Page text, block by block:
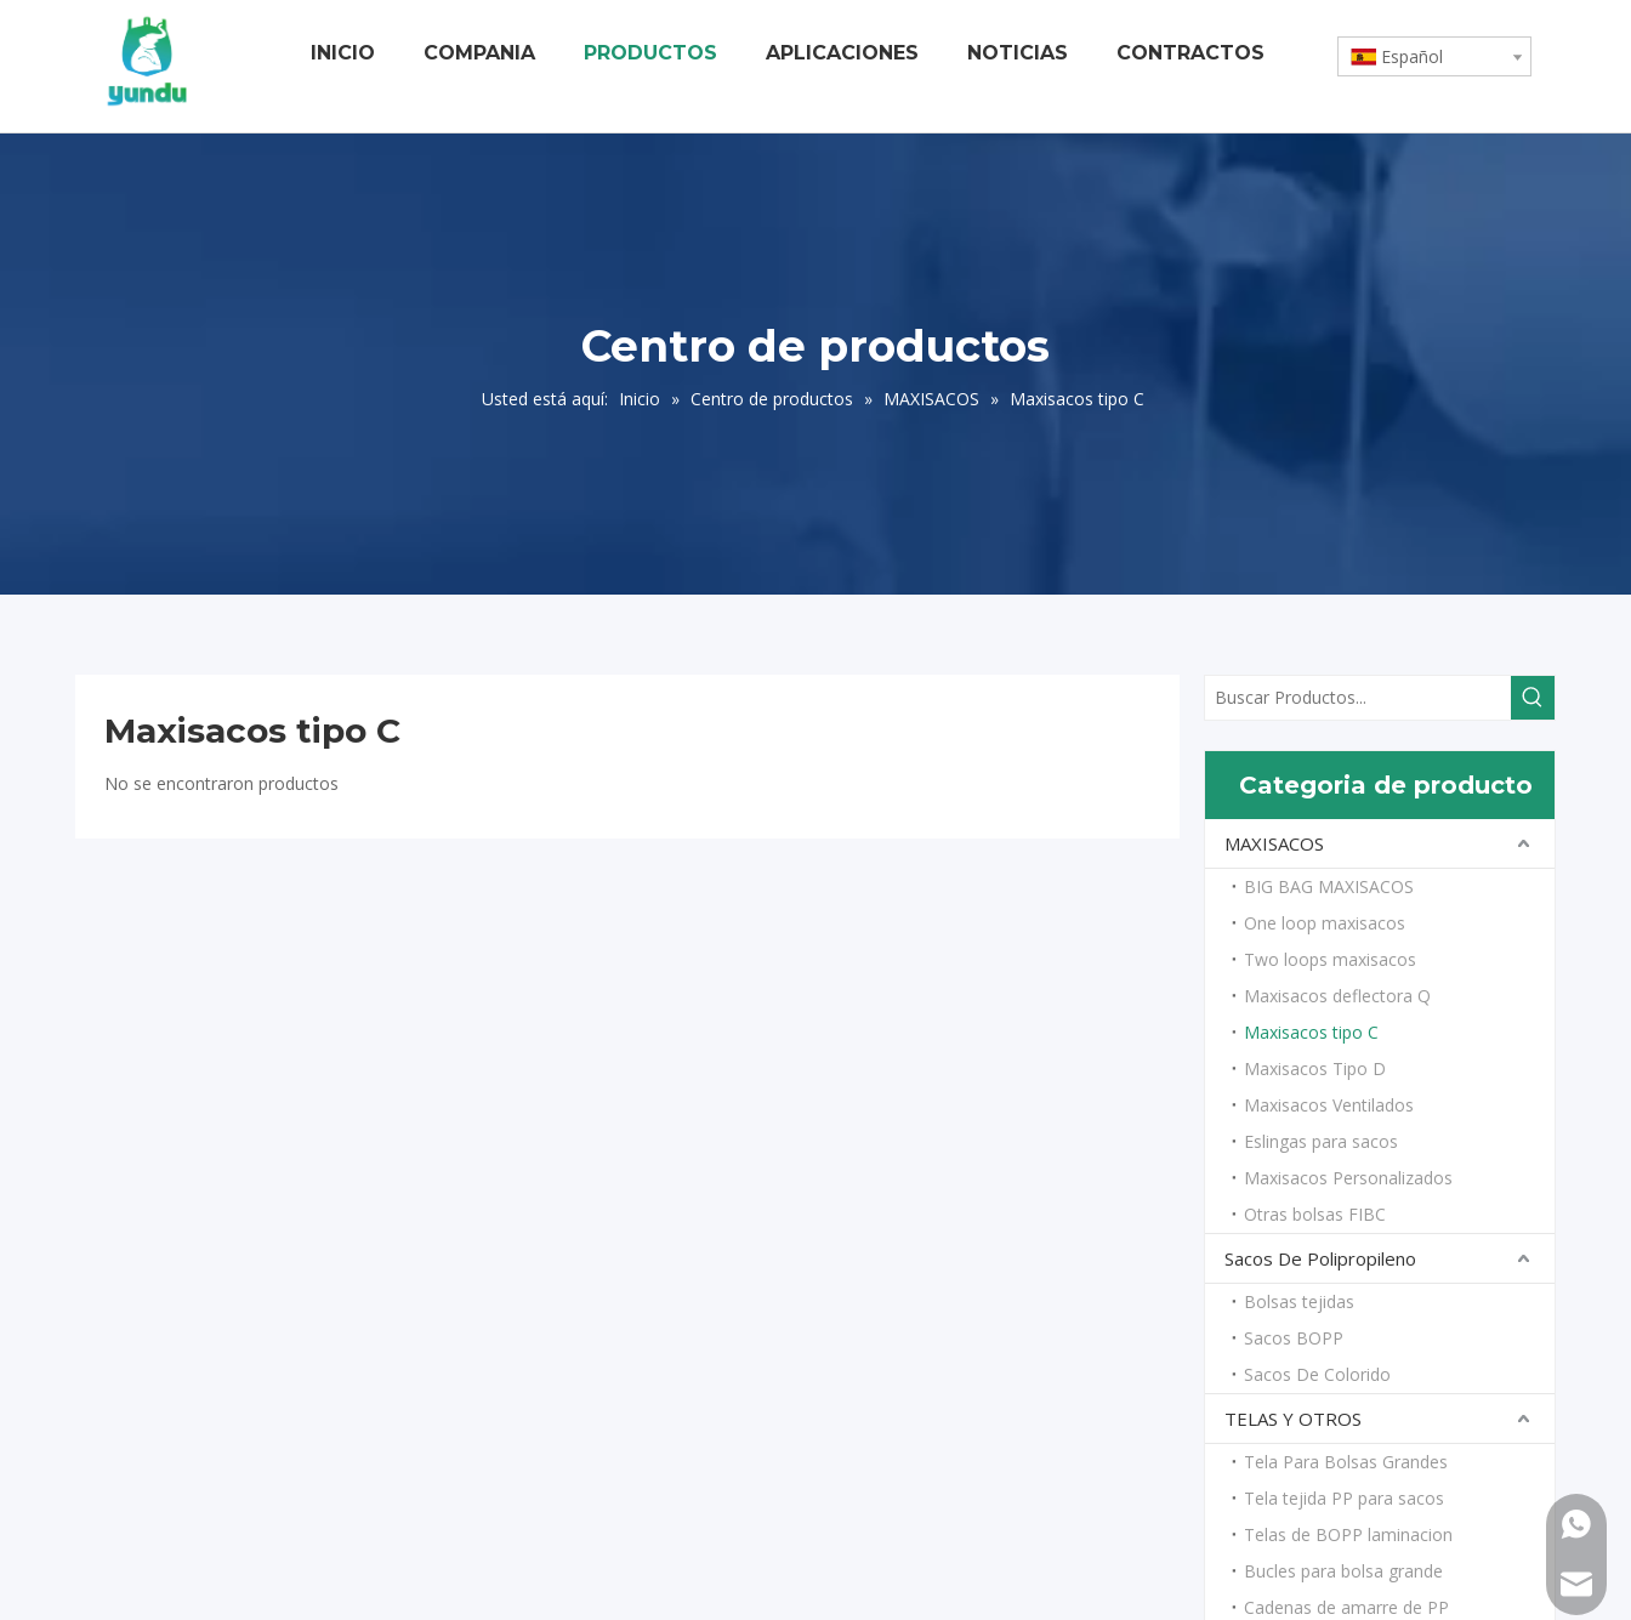
INICIO COMPANIA PRODUCTOS APLICACIONES NOTICIAS CONTRACTOS Español
Centro de productos
Usted está aquí: Inicio » Centro de productos » MAXISACOS » Maxisacos tipo C
Maxisacos tipo C
No se encontraron productos Categoria de producto
MAXISACOS
BIG BAG MAXISACOS
One loop maxisacos
Two loops maxisacos
Maxisacos deflectora Q
Maxisacos tipo C
Maxisacos Tipo D
Maxisacos Ventilados
Eslingas para sacos
Maxisacos Personalizados
Otras bolsas FIBC
Sacos De Polipropileno
Bolsas tejidas
Sacos BOPP
Sacos De Colorido
TELAS Y OTROS
Tela Para Bolsas Grandes
Tela tejida PP para sacos
Telas de BOPP laminacion
Bucles para bolsa grande
Cadenas de amarre de PP